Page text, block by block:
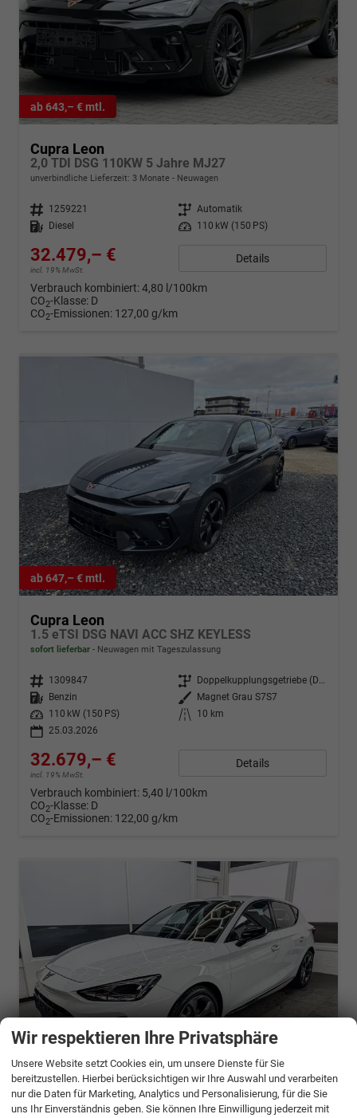
ab 643,– € mtl.
Cupra Leon
2,0 TDI DSG 110KW 5 Jahre MJ27
unverbindliche Lieferzeit: 3 Monate Neuwagen
Fahrzeugnr. 1259221 Getriebe Automatik
Kraftstoff
Diesel Leistung 110 kW (150 PS)
32.479,– €
incl. 19% MwSt.
Details
Verbrauch kombiniert:4,80 l/100km
CO2-Klasse: D
CO2-Emissionen: 127,00 g/km
ab 647,– € mtl.
Cupra Leon
1.5 eTSI DSG NAVI ACC SHZ KEYLESS
sofort lieferbar Neuwagen mit Tageszulassung
Fahrzeugnr. 1309847 Getriebe
Doppelkupplungsgetriebe (DSG)
Kraftstoff
Benzin Außenfarbe
Magnet Grau S7S7
Leistung
110 kW (150 PS) Kilometerstand
10 km
25.03.2026
32.679,– €
incl. 19% MwSt.
Details
Verbrauch kombiniert: 5,40 l/100km
CO2-Klasse: D
CO2-Emissionen: 122,00 g/km
ab 647,– € mtl.
Wir respektieren Ihre Privatsphäre
Unsere Website setzt Cookies ein, um unsere Dienste für Sie
bereitzustellen. Hierbei berücksichtigen wir Ihre Auswahl und verarbeiten
nur die Daten für Marketing, Analytics und Personalisierung, für die Sie
uns Ihr Einverständnis geben. Sie können Ihre Einwilligung jederzeit mit